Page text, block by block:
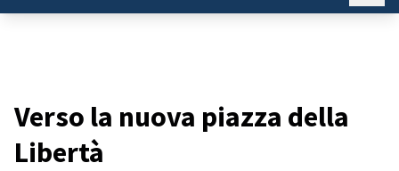
Verso la nuova piazza della
Libertà